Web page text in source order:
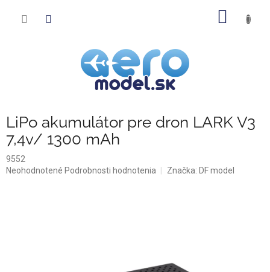
LiPo akumulátor pre dron LARK V3
7,4v/ 1300 mAh
9552
Priemerné
Neohodnotené Podrobnosti hodnotenia Značka: DF model